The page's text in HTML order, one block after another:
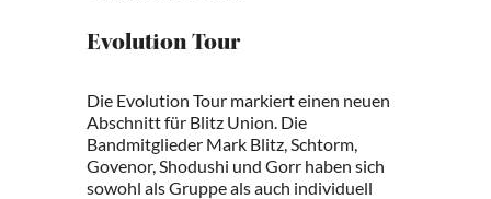
Evolution Tour
Die Evolution Tour markiert einen neuen
Abschnitt für Blitz Union. Die
Bandmitglieder Mark Blitz, Schtorm,
Govenor, Shodushi und Gorr haben sich
sowohl als Gruppe als auch individuell